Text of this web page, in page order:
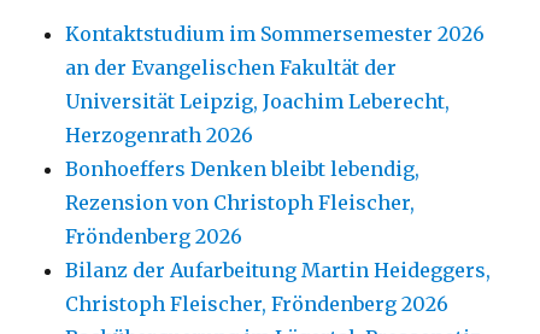
Kontaktstudium im Sommersemester 2026
an der Evangelischen Fakultät der
Universität Leipzig, Joachim Leberecht,
Herzogenrath 2026
Bonhoeffers Denken bleibt lebendig,
Rezension von Christoph Fleischer,
Fröndenberg 2026
Bilanz der Aufarbeitung Martin Heideggers,
Christoph Fleischer, Fröndenberg 2026